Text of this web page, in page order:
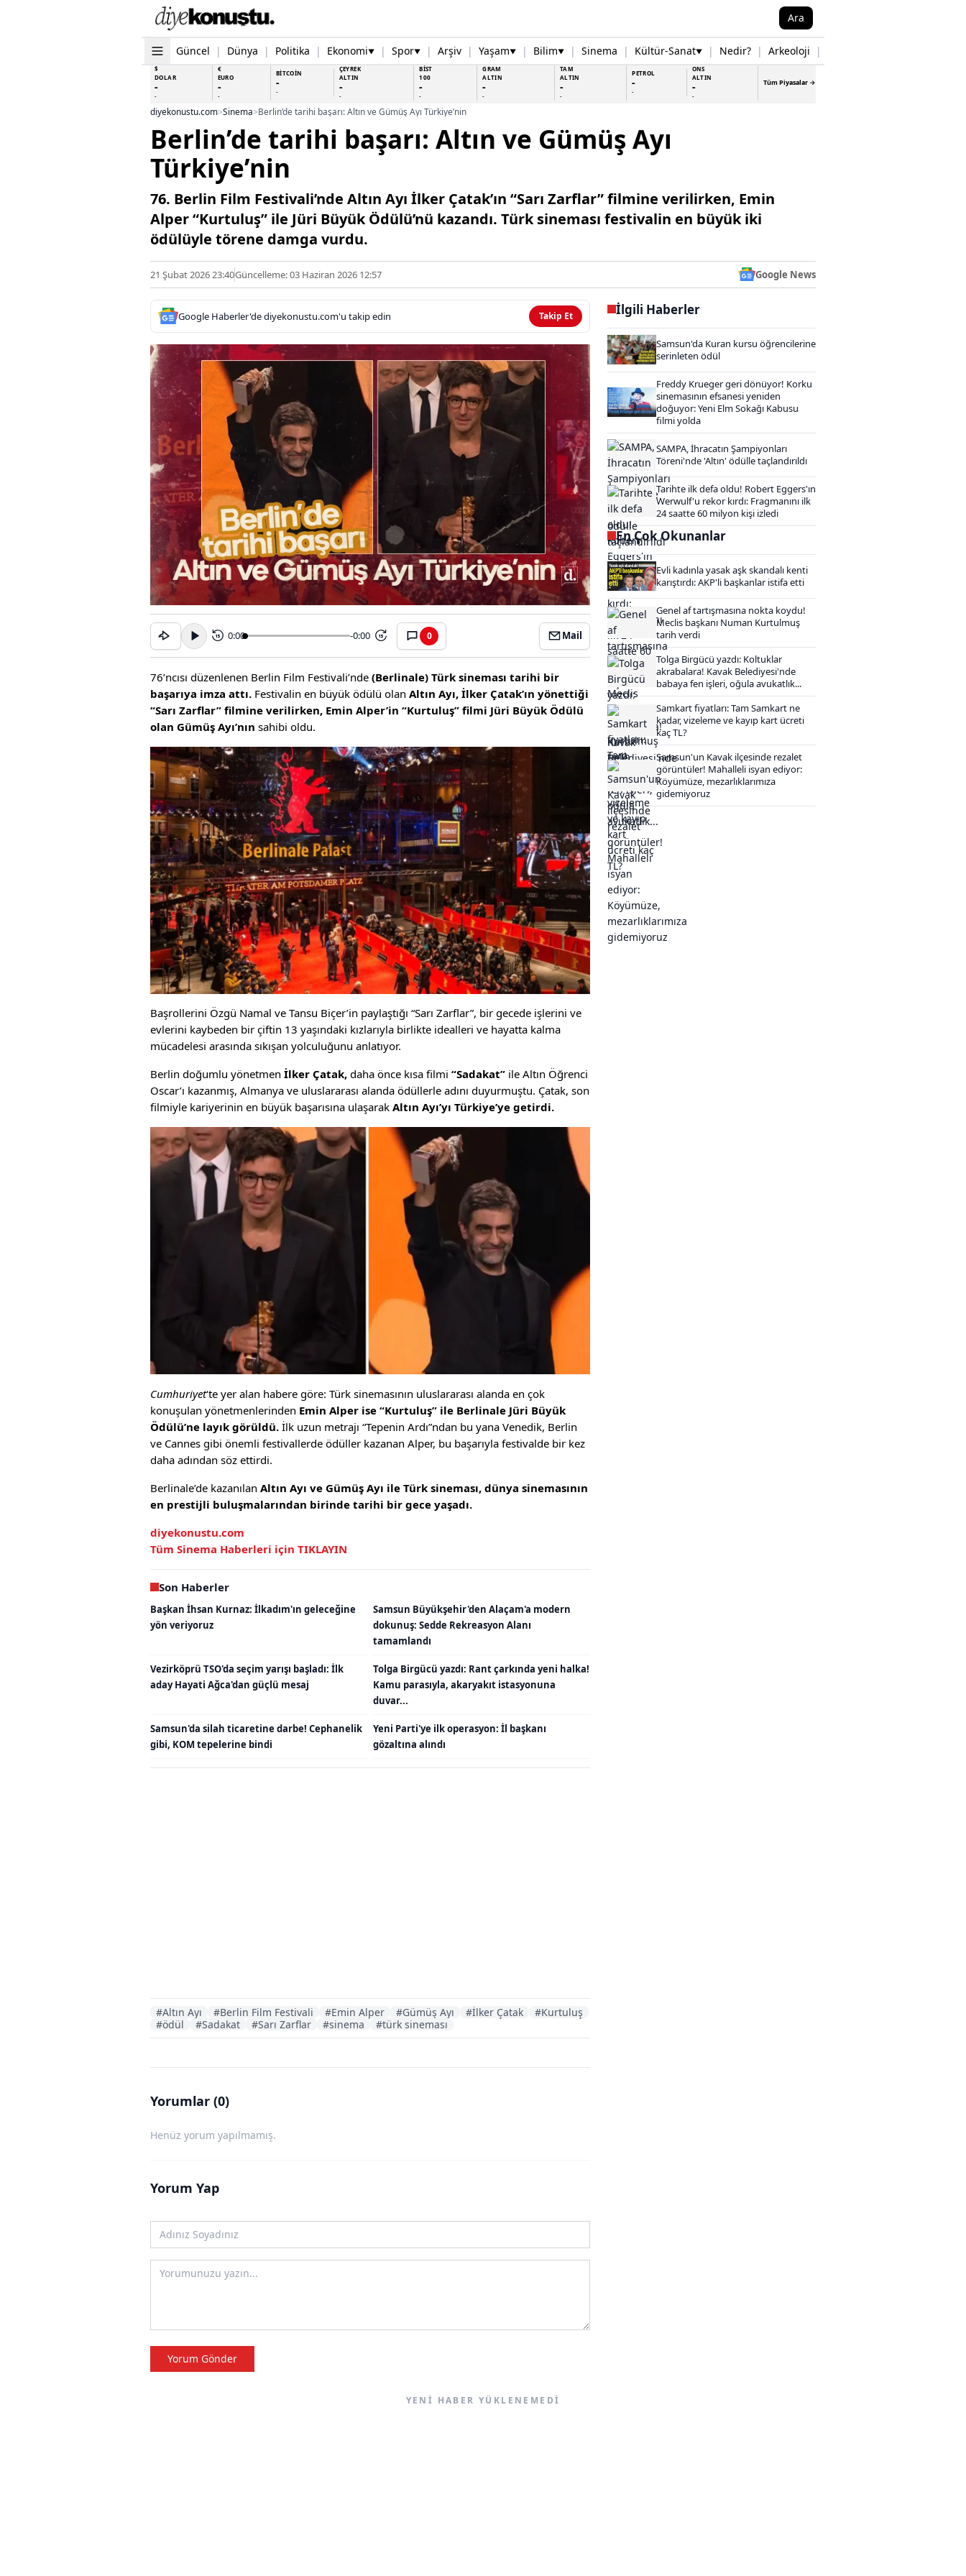
Ara
Güncel | Dünya | Politika | Ekonomi▼ | Spor▼ | Arşiv | Yaşam▼ | Bilim▼ | Sinema | Kültür-Sanat▼ | Nedir? | Arkeoloji |
$
DOLAR
-
-
€
EURO
-
-
BİTCOİN
-
-
ÇEYREK
ALTIN
-
-
BİST
100
-
-
GRAM
ALTIN
-
-
TAM
ALTIN
-
-
PETROL
-
-
ONS
ALTIN
-
-
Tüm Piyasalar →
diyekonustu.com>Sinema>Berlin’de tarihi başarı: Altın ve Gümüş Ayı Türkiye’nin
Berlin’de tarihi başarı: Altın ve Gümüş Ayı
Türkiye’nin
76. Berlin Film Festivali’nde Altın Ayı İlker Çatak’ın “Sarı Zarflar” filmine verilirken, Emin
Alper “Kurtuluş” ile Jüri Büyük Ödülü’nü kazandı. Türk sineması festivalin en büyük iki
ödülüyle törene damga vurdu.
21 Şubat 2026 23:40Güncelleme: 03 Haziran 2026 12:57 Google News
Google Haberler'de diyekonustu.com'u takip edin Takip Et
15 0:00 -0:00 15 0 Mail
76’ncısı düzenlenen Berlin Film Festivali’nde (Berlinale) Türk sineması tarihi bir
başarıya imza attı. Festivalin en büyük ödülü olan Altın Ayı, İlker Çatak’ın yönettiği
“Sarı Zarflar” filmine verilirken, Emin Alper’in “Kurtuluş” filmi Jüri Büyük Ödülü
olan Gümüş Ayı’nın sahibi oldu.
Başrollerini Özgü Namal ve Tansu Biçer’in paylaştığı “Sarı Zarflar”, bir gecede işlerini ve
evlerini kaybeden bir çiftin 13 yaşındaki kızlarıyla birlikte idealleri ve hayatta kalma
mücadelesi arasında sıkışan yolculuğunu anlatıyor.
Berlin doğumlu yönetmen İlker Çatak, daha önce kısa filmi “Sadakat” ile Altın Öğrenci
Oscar’ı kazanmış, Almanya ve uluslararası alanda ödüllerle adını duyurmuştu. Çatak, son
filmiyle kariyerinin en büyük başarısına ulaşarak Altın Ayı’yı Türkiye’ye getirdi.
Cumhuriyet‘te yer alan habere göre: Türk sinemasının uluslararası alanda en çok
konuşulan yönetmenlerinden Emin Alper ise “Kurtuluş” ile Berlinale Jüri Büyük
Ödülü’ne layık görüldü. İlk uzun metrajı “Tepenin Ardı”ndan bu yana Venedik, Berlin
ve Cannes gibi önemli festivallerde ödüller kazanan Alper, bu başarıyla festivalde bir kez
daha adından söz ettirdi.
Berlinale’de kazanılan Altın Ayı ve Gümüş Ayı ile Türk sineması, dünya sinemasının
en prestijli buluşmalarından birinde tarihi bir gece yaşadı.
diyekonustu.com
Tüm Sinema Haberleri için TIKLAYIN
Son Haberler
Başkan İhsan Kurnaz: İlkadım'ın geleceğine
yön veriyoruz
Samsun Büyükşehir'den Alaçam'a modern
dokunuş: Sedde Rekreasyon Alanı
tamamlandı
Vezirköprü TSO'da seçim yarışı başladı: İlk
aday Hayati Ağca'dan güçlü mesaj
Tolga Birgücü yazdı: Rant çarkında yeni halka!
Kamu parasıyla, akaryakıt istasyonuna
duvar...
Samsun'da silah ticaretine darbe! Cephanelik
gibi, KOM tepelerine bindi
Yeni Parti'ye ilk operasyon: İl başkanı
gözaltına alındı
#Altın Ayı #Berlin Film Festivali #Emin Alper #Gümüş Ayı #İlker Çatak
#Kurtuluş
#ödül
#Sadakat #Sarı Zarflar #sinema #türk sineması
Yorumlar (0)
Henüz yorum yapılmamış.
Yorum Yap
Yorum Gönder
İlgili Haberler
Samsun'da Kuran kursu öğrencilerine
serinleten ödül
Freddy Krueger geri dönüyor! Korku
sinemasının efsanesi yeniden
doğuyor: Yeni Elm Sokağı Kabusu
filmi yolda
SAMPA, İhracatın Şampiyonları
Töreni'nde 'Altın' ödülle taçlandırıldı
Tarihte ilk defa oldu! Robert Eggers'ın
Werwulf'u rekor kırdı: Fragmanını ilk
24 saatte 60 milyon kişi izledi
En Çok Okunanlar
Evli kadınla yasak aşk skandalı kenti
karıştırdı: AKP'li başkanlar istifa etti
Genel af tartışmasına nokta koydu!
Meclis başkanı Numan Kurtulmuş
tarih verdi
Tolga Birgücü yazdı: Koltuklar
akrabalara! Kavak Belediyesi'nde
babaya fen işleri, oğula avukatlık...
Samkart fiyatları: Tam Samkart ne
kadar, vizeleme ve kayıp kart ücreti
kaç TL?
Samsun'un Kavak ilçesinde rezalet
görüntüler! Mahalleli isyan ediyor:
Köyümüze, mezarlıklarımıza
gidemiyoruz
YENI HABER YÜKLENEMEDI